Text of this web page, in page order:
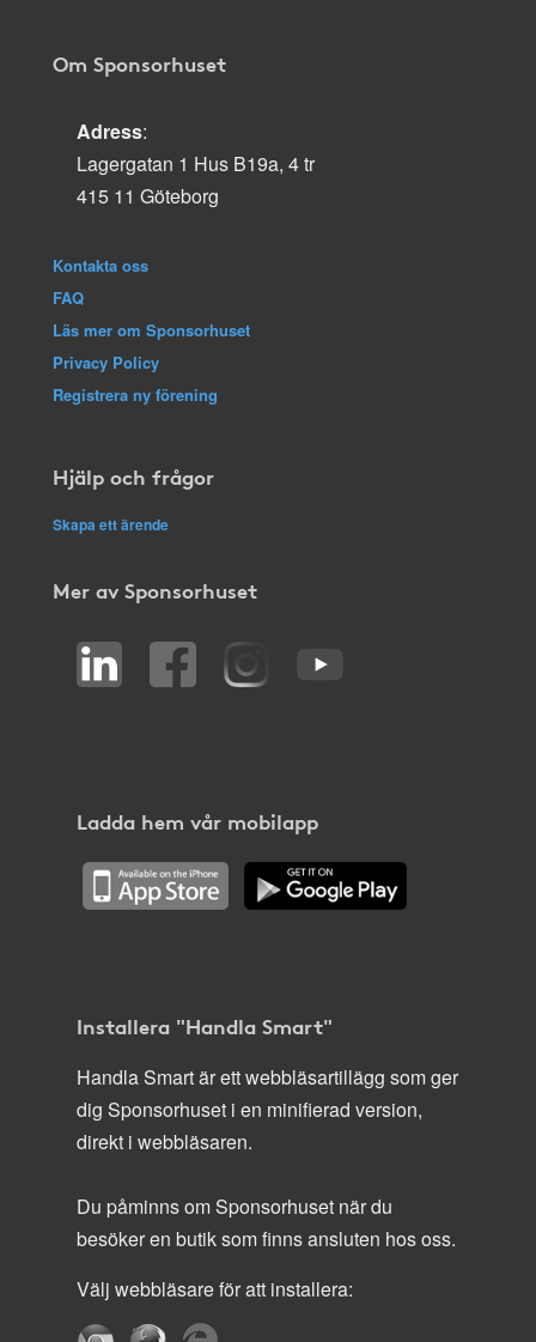
Om Sponsorhuset
Adress:
Lagergatan 1 Hus B19a, 4 tr
415 11 Göteborg
Kontakta oss
FAQ
Läs mer om Sponsorhuset
Privacy Policy
Registrera ny förening
Hjälp och frågor
Skapa ett ärende
Mer av Sponsorhuset
Ladda hem vår mobilapp
Installera "Handla Smart"
Handla Smart är ett webbläsartillägg som ger
dig Sponsorhuset i en minifierad version,
direkt i webbläsaren.
Du påminns om Sponsorhuset när du
besöker en butik som finns ansluten hos oss.
Välj webbläsare för att installera: